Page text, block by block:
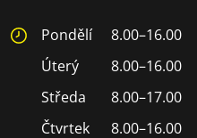
Pondělí
8.00–16.00
Úterý
8.00–16.00
Středa
8.00–17.00
Čtvrtek
8.00–16.00